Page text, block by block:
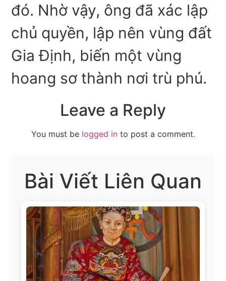
đó. Nhờ vậy, ông đã xác lập
chủ quyền, lập nên vùng đất
Gia Định, biến một vùng
hoang sơ thành nơi trù phú.
Leave a Reply
You must be logged into post a comment.
Bài Viết Liên Quan